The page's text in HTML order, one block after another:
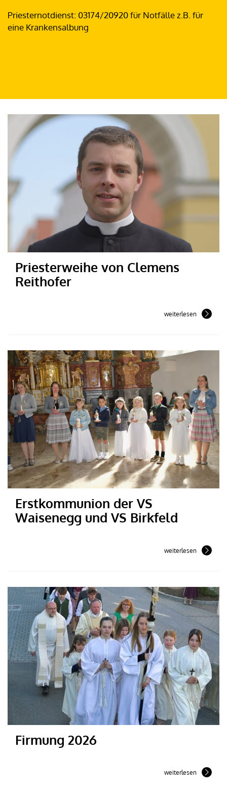
Priesternotdienst: 03174/20920 für Notfälle z.B. für
eine Krankensalbung
Priesterweihe von Clemens
Reithofer
weiterlesen
Erstkommunion der VS
Waisenegg und VS Birkfeld
weiterlesen
Firmung 2026
weiterlesen